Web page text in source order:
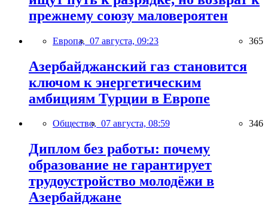
прежнему союзу маловероятен
Европа, 07 августа, 09:23 365
Азербайджанский газ становится
ключом к энергетическим
амбициям Турции в Европе
Общество, 07 августа, 08:59 346
Диплом без работы: почему
образование не гарантирует
трудоустройство молодёжи в
Азербайджане